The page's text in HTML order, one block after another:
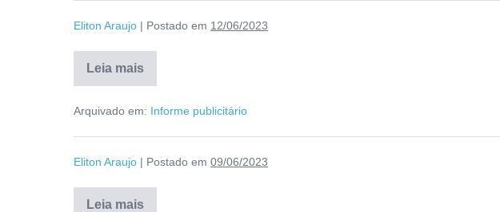
Eliton Araujo | Postado em 12/06/2023
Leia mais
Arquivado em: Informe publicitário
Eliton Araujo | Postado em 09/06/2023
Leia mais